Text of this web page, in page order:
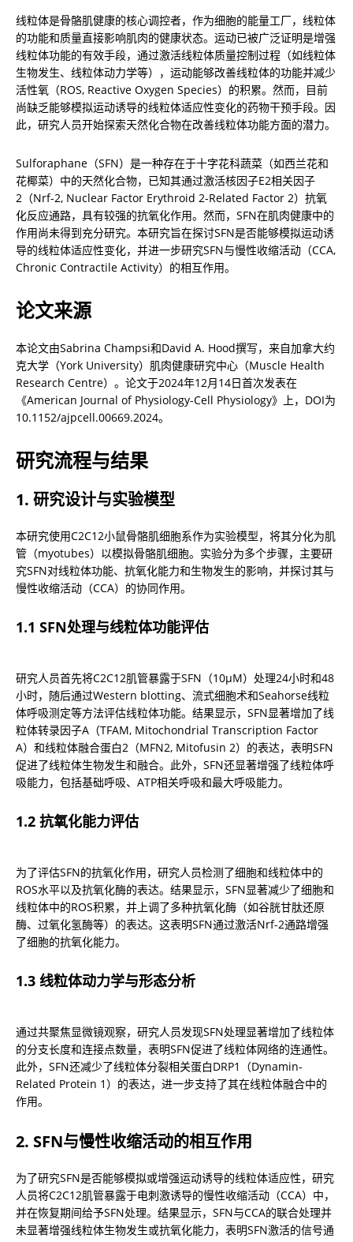
线粒体是骨骼肌健康的核心调控者，作为细胞的能量工厂，线粒体
的功能和质量直接影响肌肉的健康状态。运动已被广泛证明是增强
线粒体功能的有效手段，通过激活线粒体质量控制过程（如线粒体
生物发生、线粒体动力学等），运动能够改善线粒体的功能并减少
活性氧（ROS, Reactive Oxygen Species）的积累。然而，目前
尚缺乏能够模拟运动诱导的线粒体适应性变化的药物干预手段。因
此，研究人员开始探索天然化合物在改善线粒体功能方面的潜力。
Sulforaphane（SFN）是一种存在于十字花科蔬菜（如西兰花和
花椰菜）中的天然化合物，已知其通过激活核因子E2相关因子
2（Nrf-2, Nuclear Factor Erythroid 2-Related Factor 2）抗氧
化反应通路，具有较强的抗氧化作用。然而，SFN在肌肉健康中的
作用尚未得到充分研究。本研究旨在探讨SFN是否能够模拟运动诱
导的线粒体适应性变化，并进一步研究SFN与慢性收缩活动（CCA,
Chronic Contractile Activity）的相互作用。
论文来源
本论文由Sabrina Champsi和David A. Hood撰写，来自加拿大约
克大学（York University）肌肉健康研究中心（Muscle Health
Research Centre）。论文于2024年12月14日首次发表在
《American Journal of Physiology-Cell Physiology》上，DOI为
10.1152/ajpcell.00669.2024。
研究流程与结果
1. 研究设计与实验模型
本研究使用C2C12小鼠骨骼肌细胞系作为实验模型，将其分化为肌
管（myotubes）以模拟骨骼肌细胞。实验分为多个步骤，主要研
究SFN对线粒体功能、抗氧化能力和生物发生的影响，并探讨其与
慢性收缩活动（CCA）的协同作用。
1.1 SFN处理与线粒体功能评估
研究人员首先将C2C12肌管暴露于SFN（10μM）处理24小时和48
小时，随后通过Western blotting、流式细胞术和Seahorse线粒
体呼吸测定等方法评估线粒体功能。结果显示，SFN显著增加了线
粒体转录因子A（TFAM, Mitochondrial Transcription Factor
A）和线粒体融合蛋白2（MFN2, Mitofusin 2）的表达，表明SFN
促进了线粒体生物发生和融合。此外，SFN还显著增强了线粒体呼
吸能力，包括基础呼吸、ATP相关呼吸和最大呼吸能力。
1.2 抗氧化能力评估
为了评估SFN的抗氧化作用，研究人员检测了细胞和线粒体中的
ROS水平以及抗氧化酶的表达。结果显示，SFN显著减少了细胞和
线粒体中的ROS积累，并上调了多种抗氧化酶（如谷胱甘肽还原
酶、过氧化氢酶等）的表达。这表明SFN通过激活Nrf-2通路增强
了细胞的抗氧化能力。
1.3 线粒体动力学与形态分析
通过共聚焦显微镜观察，研究人员发现SFN处理显著增加了线粒体
的分支长度和连接点数量，表明SFN促进了线粒体网络的连通性。
此外，SFN还减少了线粒体分裂相关蛋白DRP1（Dynamin-
Related Protein 1）的表达，进一步支持了其在线粒体融合中的
作用。
2. SFN与慢性收缩活动的相互作用
为了研究SFN是否能够模拟或增强运动诱导的线粒体适应性，研究
人员将C2C12肌管暴露于电刺激诱导的慢性收缩活动（CCA）中，
并在恢复期间给予SFN处理。结果显示，SFN与CCA的联合处理并
未显著增强线粒体生物发生或抗氧化能力，表明SFN激活的信号通